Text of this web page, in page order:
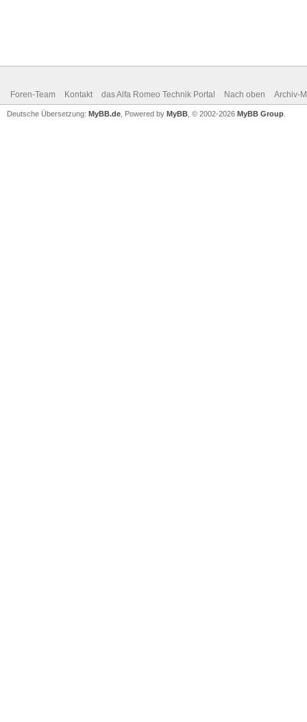
Foren-Team Kontakt das Alfa Romeo Technik Portal Nach oben Archiv-
Deutsche Übersetzung: MyBB.de , Powered by MyBB , © 2002-2026 MyBB Group